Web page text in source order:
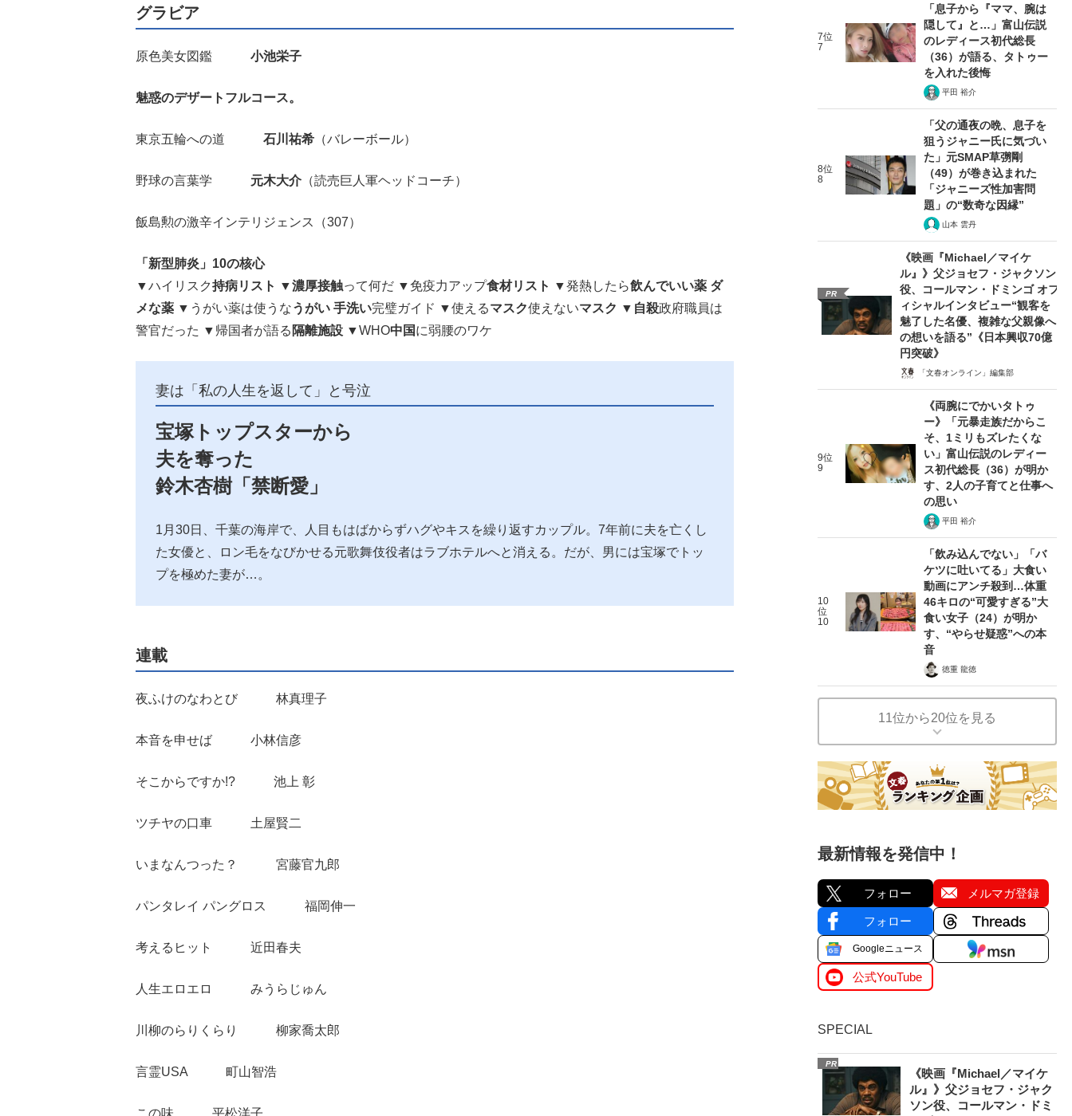
グラビア
原色美女図鑑 小池栄子
魅惑のデザートフルコース。
東京五輪への道 石川祐希 （バレーボール）
野球の言葉学 元木大介 （読売巨人軍ヘッドコーチ）
飯島勲の激辛インテリジェンス（307）
「新型肺炎」10の核心
▼ハイリスク持病リスト ▼濃厚接触って何だ ▼免疫力アップ食材リスト ▼発熱したら飲んでいい薬 ダ
メな薬 ▼うがい薬は使うなうがい 手洗い完璧ガイド ▼使えるマスク使えないマスク ▼ 自殺政府職員は
警官だった ▼帰国者が語る 隔離施設 ▼WHO中国に弱腰のワケ
妻は「私の人生を返して」と号泣
宝塚トップスターから
夫を奪った
鈴木杏樹「禁断愛」
1月30日、千葉の海岸で、人目もはばからずハグやキスを繰り返すカップル。7年前に夫を亡くし
た女優と、ロン毛をなびかせる元歌舞伎役者はラブホテルへと消える。だが、男には宝塚でトッ
プを極めた妻が…。
連載
夜ふけのなわとび 林真理子
本音を申せば 小林信彦
そこからですか!? 池上 彰
ツチヤの口車 土屋賢二
いまなんつった？ 宮藤官九郎
パンタレイ パングロス 福岡伸一
考えるヒット 近田春夫
人生エロエロ みうらじゅん
川柳のらりくらり 柳家喬太郎
言霊USA 町山智浩
この味 平松洋子
7位
7
「息子から『ママ、腕は
隠して』と…」富山伝説
のレディース初代総長
（36）が語る、タトゥー
を入れた後悔
平田 裕介
8位
8
「父の通夜の晩、息子を
狙うジャニー氏に気づい
た」元SMAP草彅剛
（49）が巻き込まれた
「ジャニーズ性加害問
題」の“数奇な因縁”
山本 雲丹
PR
《映画『Michael／マイケ
ル』》父ジョセフ・ジャクソン
役、コールマン・ドミンゴ オフ
ィシャルインタビュー“観客を
魅了した名優、複雑な父親像へ
の想いを語る”《日本興収70億
円突破》
「文春オンライン」編集部
9位
9
《両腕にでかいタトゥ
ー》「元暴走族だからこ
そ、1ミリもズレたくな
い」富山伝説のレディー
ス初代総長（36）が明か
す、2人の子育てと仕事へ
の思い
平田 裕介
10
位
10
「飲み込んでない」「バ
ケツに吐いてる」大食い
動画にアンチ殺到…体重
46キロの“可愛すぎる”大
食い女子（24）が明か
す、“やらせ疑惑”への本
音
徳重 龍徳
11位から20位を見る
最新情報を発信中！
フォロー メルマガ登録
フォロー
Googleニュース
公式YouTube
SPECIAL
PR
《映画『Michael／マイケ
ル』》父ジョセフ・ジャク
ソン役、コールマン・ドミ